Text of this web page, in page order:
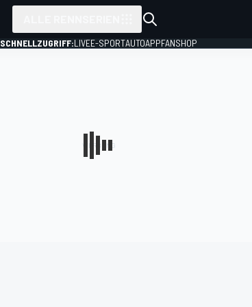
SCHNELLZUGRIFF:LIVEE-SPORTAUTOAPPFANSHOP